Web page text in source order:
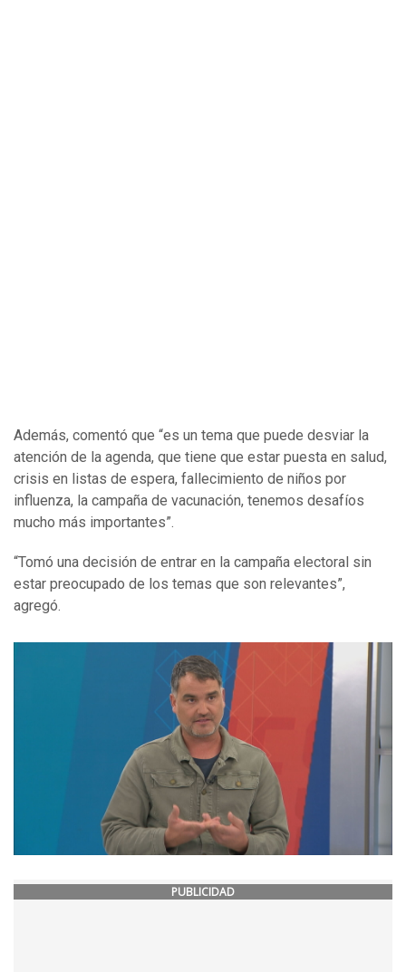
Además, comentó que “es un tema que puede desviar la
atención de la agenda, que tiene que estar puesta en salud,
crisis en listas de espera, fallecimiento de niños por
influenza, la campaña de vacunación, tenemos desafíos
mucho más importantes”.
“Tomó una decisión de entrar en la campaña electoral sin
estar preocupado de los temas que son relevantes”,
agregó.
PUBLICIDAD